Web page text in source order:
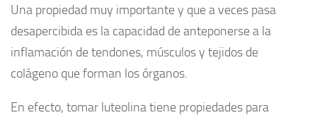
Una propiedad muy importante y que a veces pasa
desapercibida es la capacidad de anteponerse a la
inflamación de tendones, músculos y tejidos de
colágeno que forman los órganos.
En efecto, tomar luteolina tiene propiedades para